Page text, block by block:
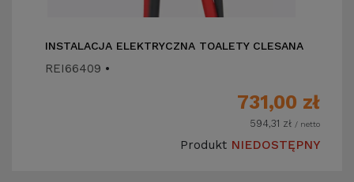
INSTALACJA ELEKTRYCZNA TOALETY CLESANA
REI66409 •
731,00 zł
594,31 zł / netto
Produkt NIEDOSTĘPNY